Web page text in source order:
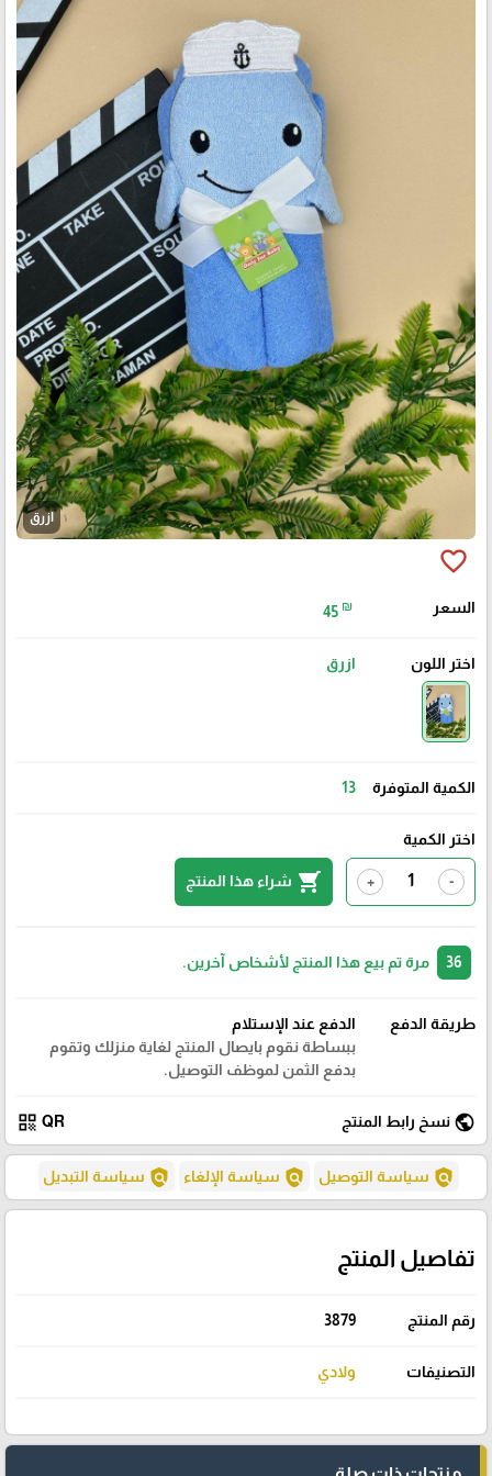
ازرق
favorite_border
السعر 45 ₪
اختر اللون ازرق
الكمية المتوفرة 13
اختر الكمية
-
+
shopping_cart شراء هذا المنتج
مرة تم بيع هذا المنتج لأشخاص آخرين.
طريقة الدفع
الدفع عند الإستلام
ببساطة نقوم بايصال المنتج لغاية منزلك وتقوم
بدفع الثمن لموظف التوصيل.
public نسخ رابط المنتج QR
qr_code
policy سياسة التوصيل policy سياسة الإلغاء policy سياسة التبديل
تفاصيل المنتج
رقم المنتج 3879
التصنيفات ولادي